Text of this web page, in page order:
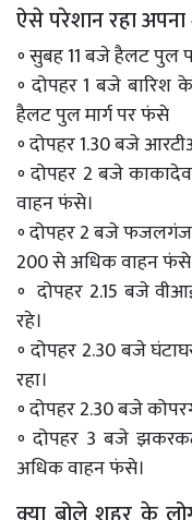
ऐसे परेशान रहा
॰ सुबह 11 बजे हैलट पुल
॰ दोपहर 1 बजे
हैलट पुल मार्ग पर फंसे
॰ दोपहर 1.30 बजे
॰ दोपहर 2 बजे
वाहन फंसे।
॰ दोपहर 2 बजे फजलगंज
200 से अधिक वाहन फंसे
॰ दोपहर 2.15 बजे
रहे।
॰ दोपहर 2.30 बजे
रहा।
॰ दोपहर 2.30 बजे
॰ दोपहर 3 बजे
अधिक वाहन फंसे।